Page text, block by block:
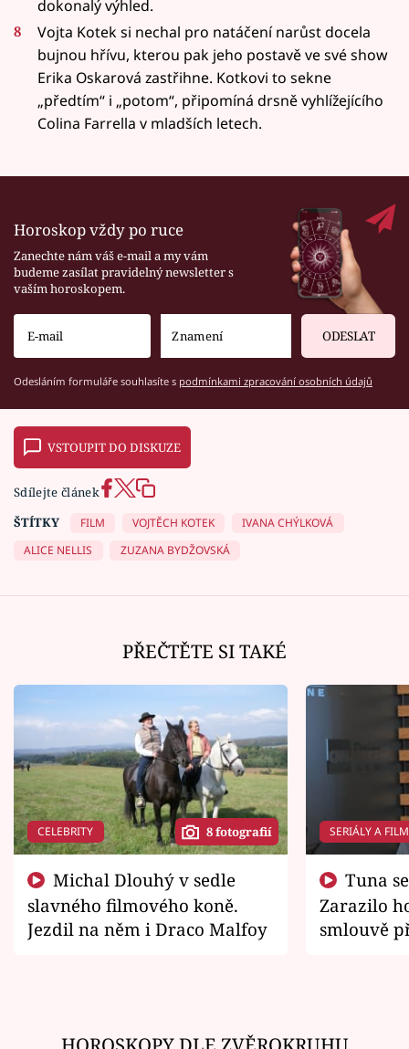
dokonalý výhled.
Vojta Kotek si nechal pro natáčení narůst docela
bujnou hřívu, kterou pak jeho postavě ve své show
Erika Oskarová zastřihne. Kotkovi to sekne
„předtím“ i „potom“, připomíná drsně vyhlížejícího
Colina Farrella v mladších letech.
Horoskop vždy po ruce
Zanechte nám váš e-mail a my vám
budeme zasílat pravidelný newsletter s
vaším horoskopem.
ODESLAT
Odesláním formuláře souhlasíte s podmínkami zpracování osobních údajů
VSTOUPIT DO DISKUZE
Sdílejte článek
ŠTÍTKY
FILM VOJTĚCH KOTEK
IVANA CHÝLKOVÁ
ALICE NELLIS
ZUZANA BYDŽOVSKÁ
PŘEČTĚTE SI TAKÉ
CELEBRITY 8 fotografií
slavného filmového koně.
Jezdil na něm i Draco Malfoy
SERIÁLY A
Zarazilo
smlouvě